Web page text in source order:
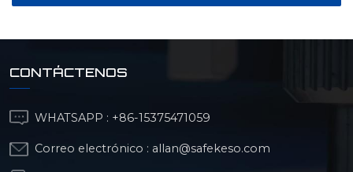
CONTÁCTENOS
WHATSAPP : +86-15375471059
Correo electrónico : allan@safekeso.com